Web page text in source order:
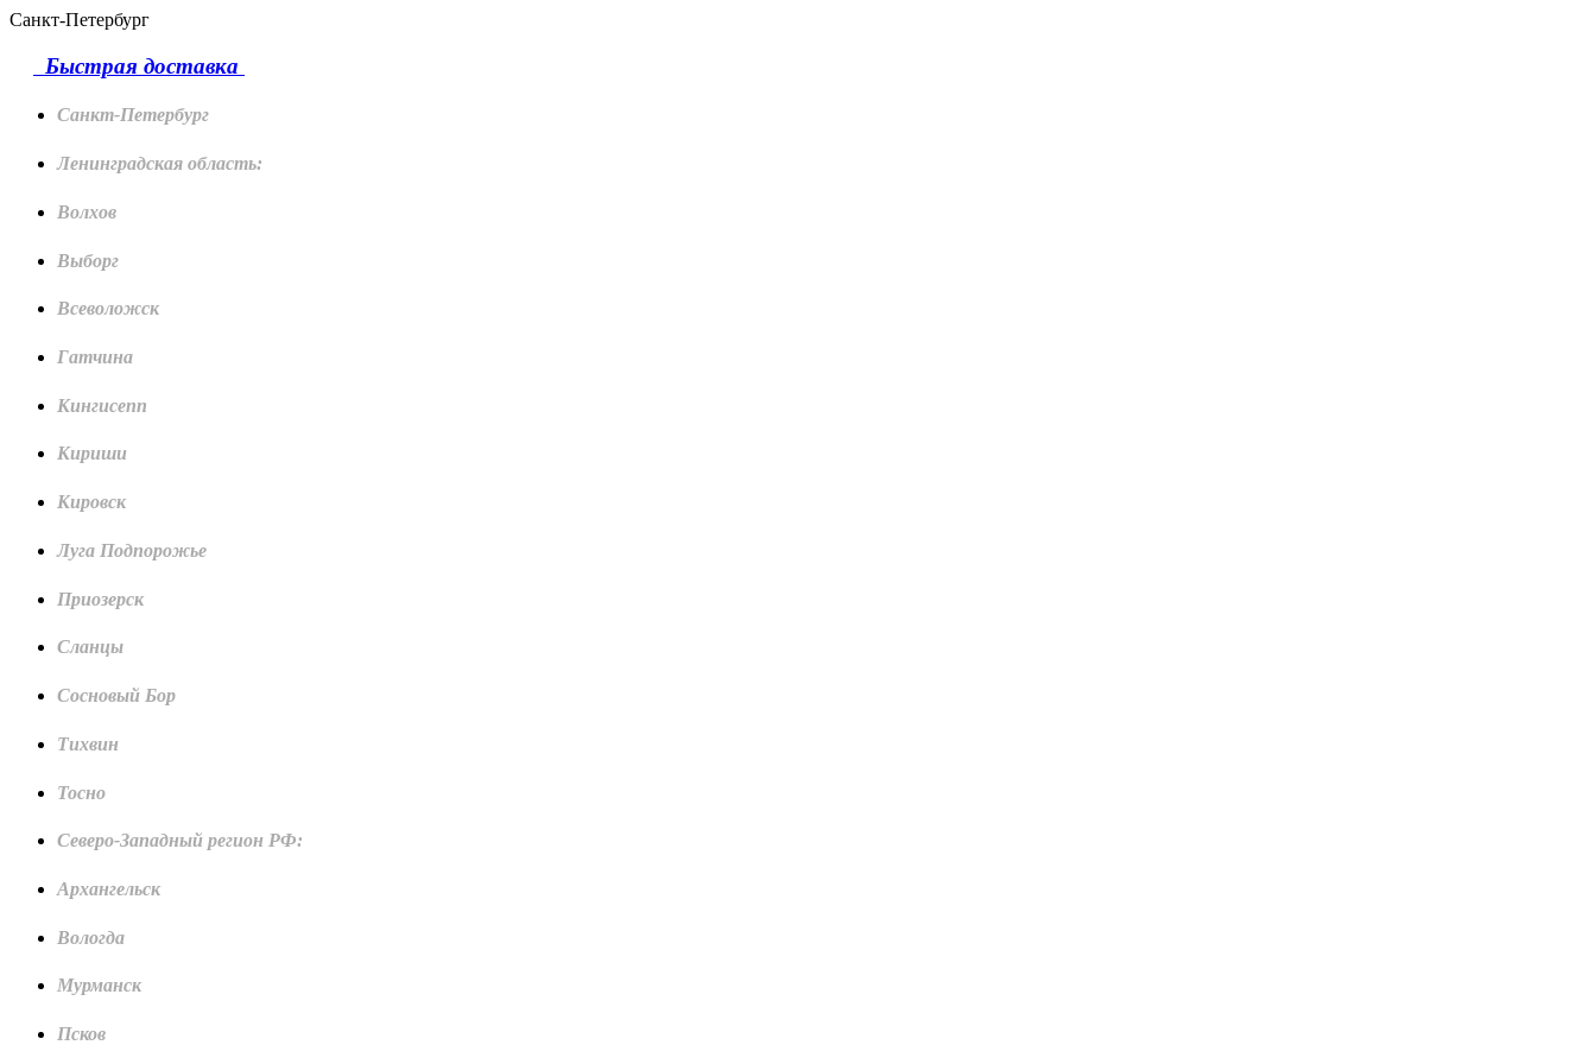
Санкт-Петербург
Быстрая доставка
Санкт-Петербург
Ленинградская область:
Волхов
Выборг
Всеволожск
Гатчина
Кингисепп
Кириши
Кировск
Луга Подпорожье
Приозерск
Сланцы
Сосновый Бор
Тихвин
Тосно
Северо-Западный регион РФ:
Архангельск
Вологда
Мурманск
Псков